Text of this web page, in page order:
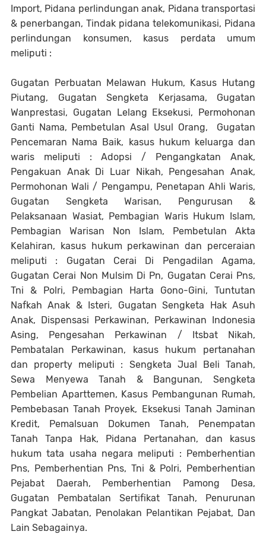
Import, Pidana perlindungan anak, Pidana transportasi
& penerbangan, Tindak pidana telekomunikasi, Pidana
perlindungan konsumen, kasus perdata umum
meliputi :
Gugatan Perbuatan Melawan Hukum, Kasus Hutang
Piutang, Gugatan Sengketa Kerjasama, Gugatan
Wanprestasi, Gugatan Lelang Eksekusi, Permohonan
Ganti Nama, Pembetulan Asal Usul Orang, Gugatan
Pencemaran Nama Baik, kasus hukum keluarga dan
waris meliputi : Adopsi / Pengangkatan Anak,
Pengakuan Anak Di Luar Nikah, Pengesahan Anak,
Permohonan Wali / Pengampu, Penetapan Ahli Waris,
Gugatan Sengketa Warisan, Pengurusan &
Pelaksanaan Wasiat, Pembagian Waris Hukum Islam,
Pembagian Warisan Non Islam, Pembetulan Akta
Kelahiran, kasus hukum perkawinan dan perceraian
meliputi : Gugatan Cerai Di Pengadilan Agama,
Gugatan Cerai Non Mulsim Di Pn, Gugatan Cerai Pns,
Tni & Polri, Pembagian Harta Gono-Gini, Tuntutan
Nafkah Anak & Isteri, Gugatan Sengketa Hak Asuh
Anak, Dispensasi Perkawinan, Perkawinan Indonesia
Asing, Pengesahan Perkawinan / Itsbat Nikah,
Pembatalan Perkawinan, kasus hukum pertanahan
dan property meliputi : Sengketa Jual Beli Tanah,
Sewa Menyewa Tanah & Bangunan, Sengketa
Pembelian Aparttemen, Kasus Pembangunan Rumah,
Pembebasan Tanah Proyek, Eksekusi Tanah Jaminan
Kredit, Pemalsuan Dokumen Tanah, Penempatan
Tanah Tanpa Hak, Pidana Pertanahan, dan kasus
hukum tata usaha negara meliputi : Pemberhentian
Pns, Pemberhentian Pns, Tni & Polri, Pemberhentian
Pejabat Daerah, Pemberhentian Pamong Desa,
Gugatan Pembatalan Sertifikat Tanah, Penurunan
Pangkat Jabatan, Penolakan Pelantikan Pejabat, Dan
Lain Sebagainya.